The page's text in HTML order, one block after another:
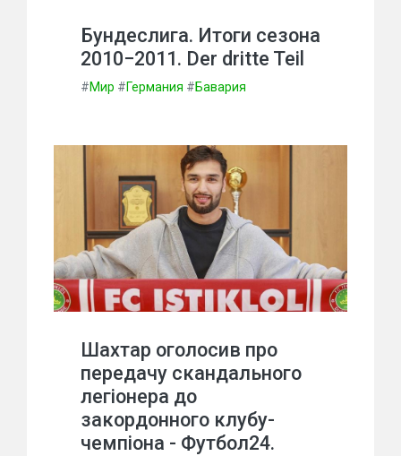
Бундеслига. Итоги сезона
2010−2011. Der dritte Teil
#Мир #Германия #Бавария
Шахтар оголосив про
передачу скандального
легіонера до
закордонного клубу-
чемпіона - Футбол24.